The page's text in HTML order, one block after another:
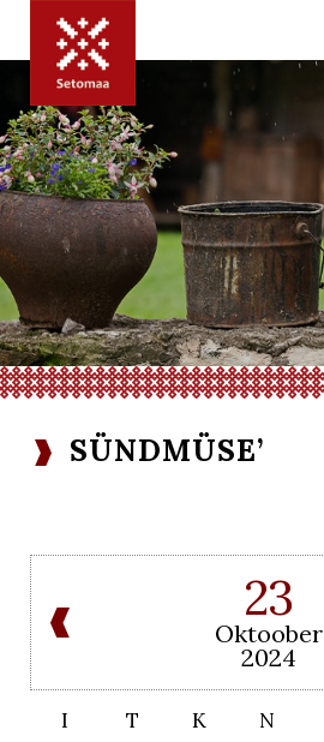
SÜNDMÜSE’
23
Oktoober
2024
I T K N